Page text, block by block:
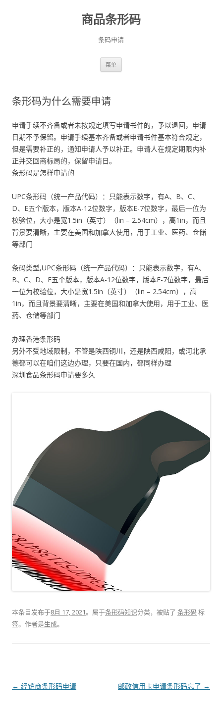
商品条形码
条码申请
菜单
条形码为什么需要申请
申请手续不齐备或者未按规定填写申请书件的，予以退回，申请
日期不予保留。申请手续基本齐备或者申请书件基本符合规定，
但是需要补正的，通知申请人予以补正。申请人在规定期限内补
正并交回商标局的，保留申请日。
条形码是怎样申请的
UPC条形码（统一产品代码）：只能表示数字，有A、B、C、
D、E五个版本，版本A-12位数字，版本E-7位数字，最后一位为
校验位，大小是宽1.5in（英寸）（lin – 2.54cm），高1in，而且
背景要清晰，主要在美国和加拿大使用，用于工业、医药、仓储
等部门
条码类型,UPC条形码（统一产品代码）：只能表示数字，有A、
B、C、D、E五个版本，版本A-12位数字，版本E-7位数字，最后
一位为校验位，大小是宽1.5in（英寸）（lin – 2.54cm），高
1in，而且背景要清晰，主要在美国和加拿大使用，用于工业、医
药、仓储等部门
办理香港条形码
另外不受地域限制，不管是陕西铜川，还是陕西咸阳，或河北承
德都可以在咱们这边办理，只要在国内，都同样办理
深圳食品条形码申请要多久
本条目发布于8月 17, 2021。属于条形码知识分类，被贴了 条形码 标
签。 作者是生成。
文
← 经销商条形码申请 邮政信用卡申请条形码忘了 →